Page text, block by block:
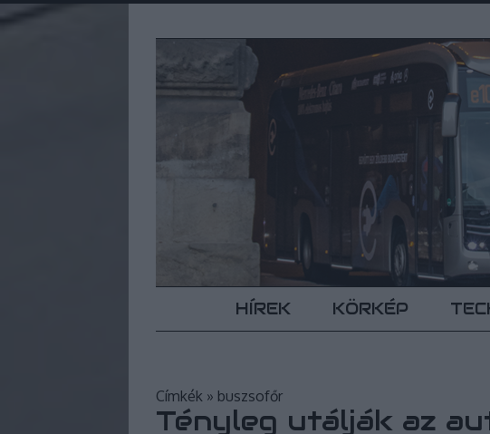
HÍREK KÖRKÉP
Címkék » buszsofőr
Tényleg utálják az